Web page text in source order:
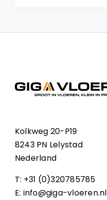
Kolkweg 20-P19
8243 PN Lelystad
Nederland
T: +31 (0)320785785
E: info@giga-vloeren.nl